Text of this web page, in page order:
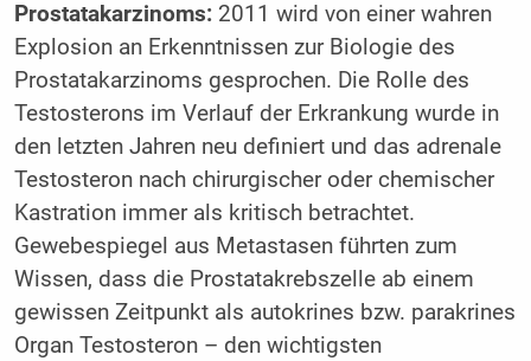
Prostatakarzinoms:2011 wird von einer wahren
Explosion an Erkenntnissen zur Biologie des
Prostatakarzinoms gesprochen. Die Rolle des
Testosterons im Verlauf der Erkrankung wurde in
den letzten Jahren neu definiert und das adrenale
Testosteron nach chirurgischer oder chemischer
Kastration immer als kritisch betrachtet.
Gewebespiegel aus Metastasen führten zum
Wissen, dass die Prostatakrebszelle ab einem
gewissen Zeitpunkt als autokrines bzw. parakrines
Organ Testosteron – den wichtigsten